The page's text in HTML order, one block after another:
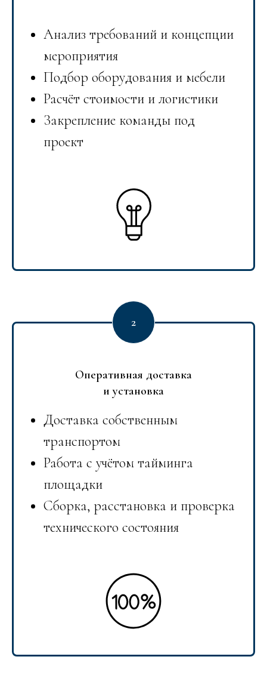
Анализ требований и концепции
мероприятия
Подбор оборудования и мебели
Расчёт стоимости и логистики
Закрепление команды под
проект
Оперативная доставка
и установка
Доставка собственным
транспортом
Работа с учётом тайминга
площадки
Сборка, расстановка и проверка
технического состояния